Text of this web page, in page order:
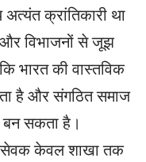
क्रांतिकारी था
विभाजनों से जूझ
भारत की वास्तविक
है और संगठित समाज
बन सकता है।
केवल शाखा तक